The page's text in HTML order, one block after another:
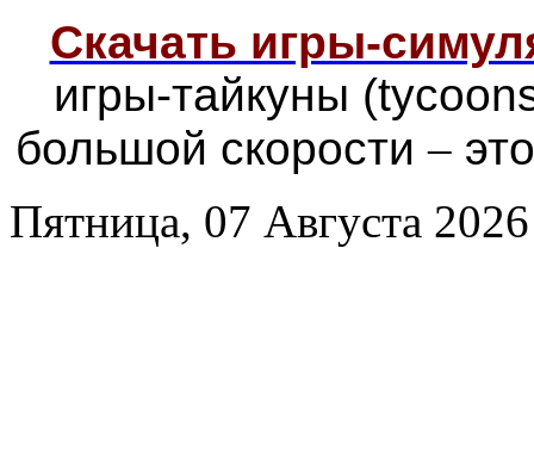
Скачать игры-
игры-тайкуны
большой скорости–
Пятница, 07 Августа 2026